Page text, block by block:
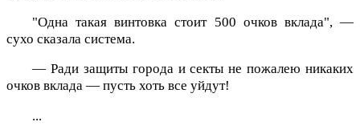
"Одна такая винтовка стоит 500 очков вклада", —
сухо сказала система.
— Ради защиты города и секты не пожалею никаких
очков вклада — пусть хоть все уйдут!
...